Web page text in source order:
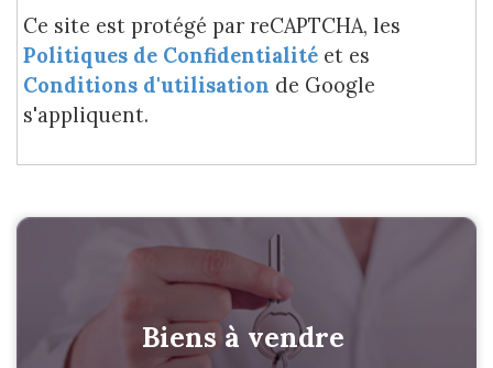
Ce site est protégé par reCAPTCHA, les
Politiques de Confidentialité et es
Conditions d'utilisation de Google
s'appliquent.
Biens à vendre